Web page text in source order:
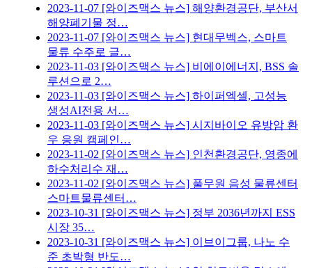
2023-11-07 [와이즈맥스 뉴스] 해양환경공단, 부산서
해양폐기물 정…
2023-11-07 [와이즈맥스 뉴스] 현대무벡스, 스마트
물류 수주로 글…
2023-11-03 [와이즈맥스 뉴스] 비에이에너지, BSS 솔
루션으로 2…
2023-11-03 [와이즈맥스 뉴스] 하이퍼엑셀, 고성능
생성AI전용 서…
2023-11-03 [와이즈맥스 뉴스] 시지바이오 유방암 환
우 응원 캠페인…
2023-11-02 [와이즈맥스 뉴스] 인천환경공단, 영종에
하수처리수 재…
2023-11-02 [와이즈맥스 뉴스] 풀무원 음성 물류센터
스마트물류센터…
2023-10-31 [와이즈맥스 뉴스] 정부 2036년까지 ESS
시장 35…
2023-10-31 [와이즈맥스 뉴스] 이브이그룹, 나노 수
준 초박형 반도…